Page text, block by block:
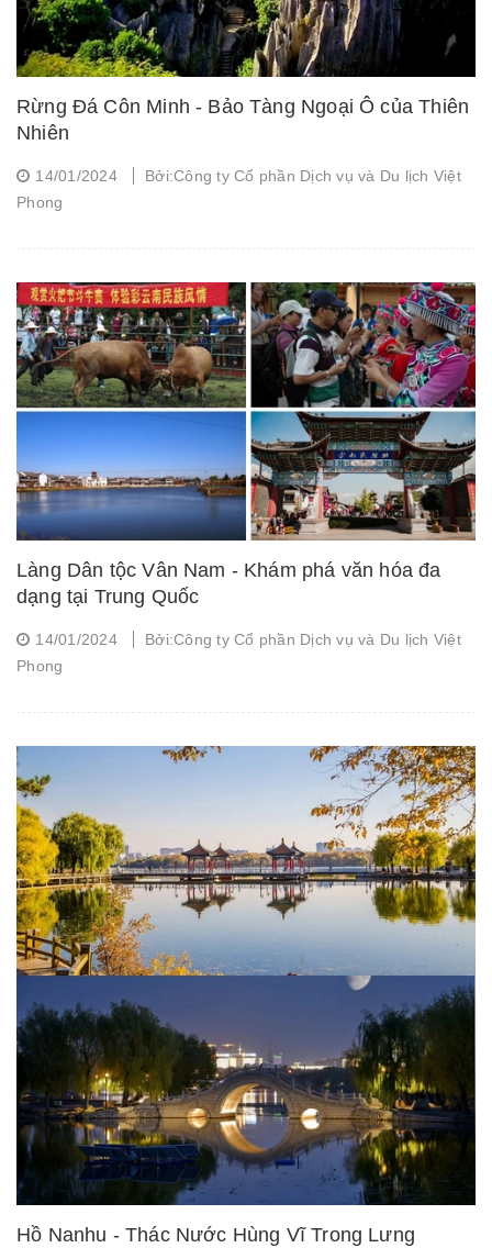
Rừng Đá Côn Minh - Bảo Tàng Ngoại Ô của Thiên
Nhiên
14/01/2024
Bởi:Công ty Cổ phần Dịch vụ và Du lịch Việt
Phong
Làng Dân tộc Vân Nam - Khám phá văn hóa đa
dạng tại Trung Quốc
14/01/2024
Bởi:Công ty Cổ phần Dịch vụ và Du lịch Việt
Phong
Hồ Nanhu - Thác Nước Hùng Vĩ Trong Lưng